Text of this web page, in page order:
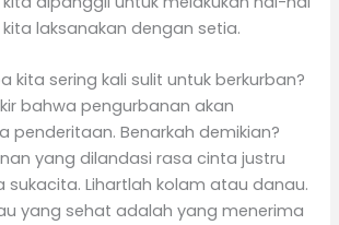
laksanakan dengan setia.
kita sering kali sulit untuk berkurban?
bahwa pengurbanan akan
penderitaan. Benarkah demikian?
yang dilandasi rasa cinta justru
sukacita. Lihartlah kolam atau danau.
yang sehat adalah yang menerima